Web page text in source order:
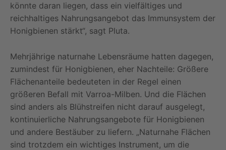
könnte daran liegen, dass ein vielfältiges und
reichhaltiges Nahrungsangebot das Immunsystem der
Honigbienen stärkt“, sagt Pluta.
Mehrjährige naturnahe Lebensräume hatten dagegen,
zumindest für Honigbienen, eher Nachteile: Größere
Flächenanteile bedeuteten in der Regel einen
größeren Befall mit Varroa-Milben. Und die Flächen
sind anders als Blühstreifen nicht darauf ausgelegt,
kontinuierliche Nahrungsangebote für Honigbienen
und andere Bestäuber zu liefern. „Naturnahe Flächen
sind trotzdem ein wichtiges Instrument, um die